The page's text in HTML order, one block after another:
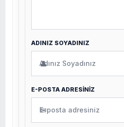
ADINIZ SOYADINIZ
👤
E-POSTA ADRESİNİZ
✉